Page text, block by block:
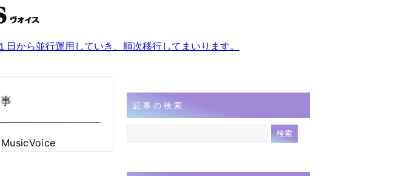
から並行運用していき、順次移行してまいります。
MusicVoice
記事の検索